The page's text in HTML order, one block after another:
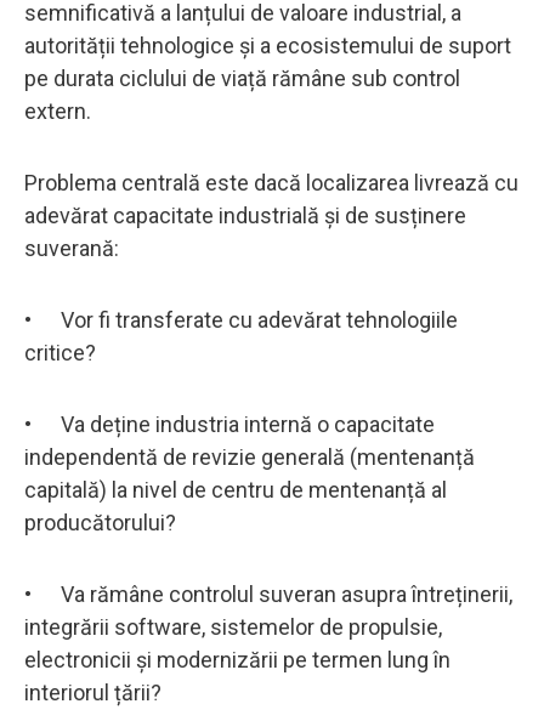
semnificativă a lanțului de valoare industrial, a
autorității tehnologice și a ecosistemului de suport
pe durata ciclului de viață rămâne sub control
extern.
Problema centrală este dacă localizarea livrează cu
adevărat capacitate industrială și de susținere
suverană:
• Vor fi transferate cu adevărat tehnologiile
critice?
• Va deține industria internă o capacitate
independentă de revizie generală (mentenanță
capitală) la nivel de centru de mentenanță al
producătorului?
• Va rămâne controlul suveran asupra întreținerii,
integrării software, sistemelor de propulsie,
electronicii și modernizării pe termen lung în
interiorul țării?